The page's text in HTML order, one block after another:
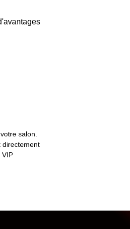
salon.
directement
VIP